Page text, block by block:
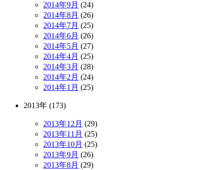
2014年9月 (24)
2014年8月 (26)
2014年7月 (25)
2014年6月 (26)
2014年5月 (27)
2014年4月 (25)
2014年3月 (28)
2014年2月 (24)
2014年1月 (25)
2013年 (173)
2013年12月 (29)
2013年11月 (25)
2013年10月 (25)
2013年9月 (26)
2013年8月 (29)